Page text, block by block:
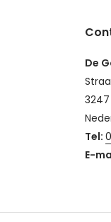
De
3247
Tel:
E-